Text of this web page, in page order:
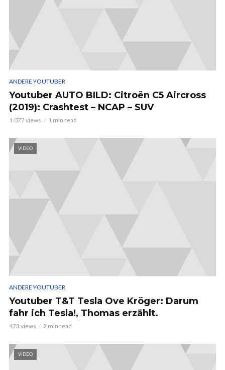
ANDERE YOUTUBER
Youtuber AUTO BILD: Citroën C5 Aircross
(2019): Crashtest – NCAP – SUV
1.077 views 1 min read
VIDEO
ANDERE YOUTUBER
Youtuber T&T Tesla Ove Kröger: Darum
fahr ich Tesla!, Thomas erzählt.
473 views 2 min read
VIDEO